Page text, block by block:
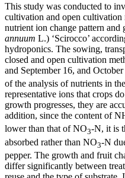
This study was conducted to
cultivation and open cultivation
nutrient ion change pattern
annuum L.) ‘Scirocco’
hydroponics. The sowing,
closed and open cultivation
and September 16, and
of the analysis of nutrients in
representative ions that crops
growth progresses, they are
addition, since the content of
lower than that of NO3-N, it is
absorbed rather than NO3-N
pepper. The growth and fruit
differ significantly between